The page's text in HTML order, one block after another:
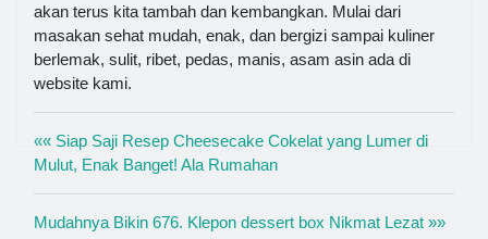
akan terus kita tambah dan kembangkan. Mulai dari
masakan sehat mudah, enak, dan bergizi sampai kuliner
berlemak, sulit, ribet, pedas, manis, asam asin ada di
website kami.
«« Siap Saji Resep Cheesecake Cokelat yang Lumer di
Mulut, Enak Banget! Ala Rumahan
Mudahnya Bikin 676. Klepon dessert box Nikmat Lezat »»